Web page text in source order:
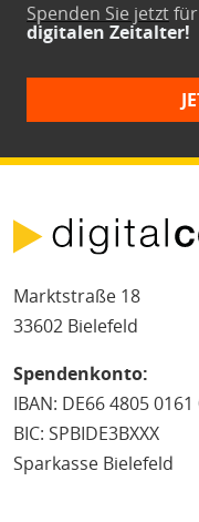
Spenden Sie jetzt
digitalen Zeitalter!
Marktstraße 18
33602 Bielefeld
Spendenkonto:
IBAN: DE66 4805
BIC: SPBIDE3BXXX
Sparkasse Bielefeld